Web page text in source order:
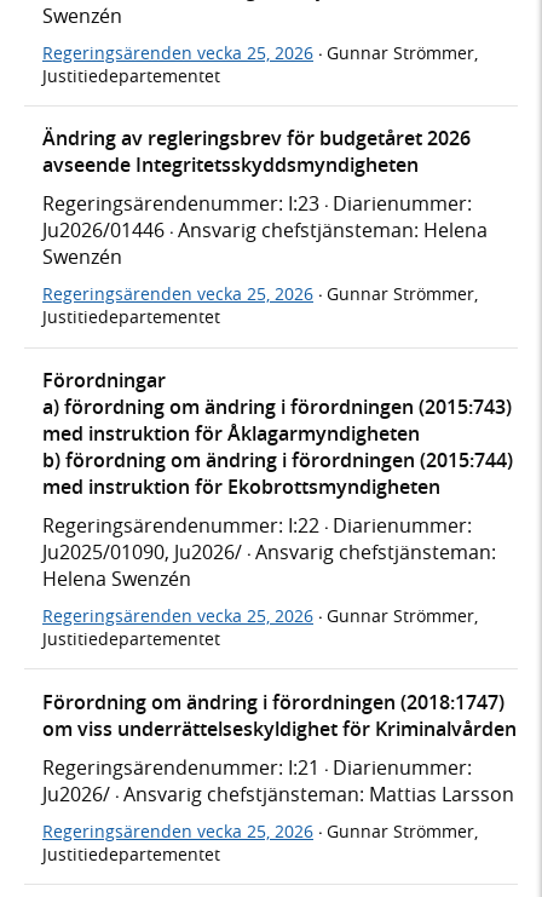
Swenzén
Regeringsärenden vecka 25, 2026 · Gunnar Strömmer,
Justitiedepartementet
Ändring av regleringsbrev för budgetåret 2026
avseende Integritetsskyddsmyndigheten
Regeringsärendenummer: I:23 · Diarienummer:
Ju2026/01446 · Ansvarig chefstjänsteman: Helena
Swenzén
Regeringsärenden vecka 25, 2026 · Gunnar Strömmer,
Justitiedepartementet
Förordningar
a) förordning om ändring i förordningen (2015:743)
med instruktion för Åklagarmyndigheten
b) förordning om ändring i förordningen (2015:744)
med instruktion för Ekobrottsmyndigheten
Regeringsärendenummer: I:22 · Diarienummer:
Ju2025/01090, Ju2026/ · Ansvarig chefstjänsteman:
Helena Swenzén
Regeringsärenden vecka 25, 2026 · Gunnar Strömmer,
Justitiedepartementet
Förordning om ändring i förordningen (2018:1747)
om viss underrättelseskyldighet för Kriminalvården
Regeringsärendenummer: I:21 · Diarienummer:
Ju2026/ · Ansvarig chefstjänsteman: Mattias Larsson
Regeringsärenden vecka 25, 2026 · Gunnar Strömmer,
Justitiedepartementet